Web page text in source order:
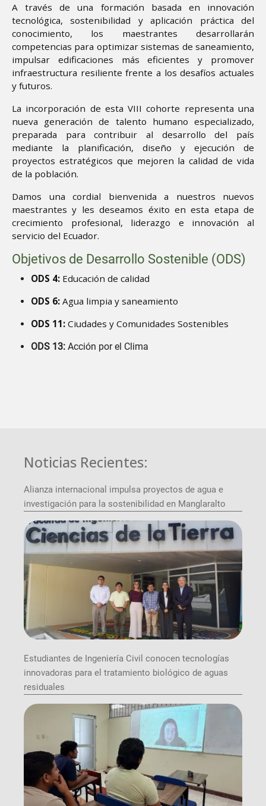
A través de una formación basada en innovación
tecnológica, sostenibilidad y aplicación práctica del
conocimiento, los maestrantes desarrollarán
competencias para optimizar sistemas de saneamiento,
impulsar edificaciones más eficientes y promover
infraestructura resiliente frente a los desafíos actuales
y futuros.
La incorporación de esta VIII cohorte representa una
nueva generación de talento humano especializado,
preparada para contribuir al desarrollo del país
mediante la planificación, diseño y ejecución de
proyectos estratégicos que mejoren la calidad de vida
de la población.
Damos una cordial bienvenida a nuestros nuevos
maestrantes y les deseamos éxito en esta etapa de
crecimiento profesional, liderazgo e innovación al
servicio del Ecuador.
Objetivos de Desarrollo Sostenible (ODS)
ODS 4: Educación de calidad
ODS 6: Agua limpia y saneamiento
ODS 11: Ciudades y Comunidades Sostenibles
ODS 13: Acción por el Clima
Noticias Recientes:
Alianza internacional impulsa proyectos de agua e
investigación para la sostenibilidad en Manglaralto
Estudiantes de Ingeniería Civil conocen tecnologías
innovadoras para el tratamiento biológico de aguas
residuales